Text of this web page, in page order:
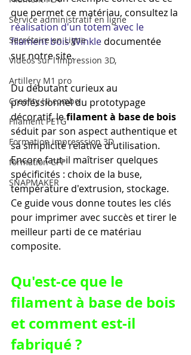
Service administratif en ligne
Secrétaire en Ligne
Vidéos sur l'impression 3D,
Artillery M1 pro
Creality HI combo
Filament PETG
Formation impresssion 3D
formation CPF
SNAPMAKER
que permet ce matériau, consultez la
réalisation d'un totem avec le
filament bois Winkle documentée
sur notre site.
Du débutant curieux au
professionnel du prototypage
décoratif, le filament à base de bois
séduit par son aspect authentique et
sa simplicité relative d'utilisation.
Encore faut-il maîtriser quelques
spécificités : choix de la buse,
température d'extrusion, stockage.
Ce guide vous donne toutes les clés
pour imprimer avec succès et tirer le
meilleur parti de ce matériau
composite.
Qu'est-ce que le
filament à base de bois
et comment est-il
fabriqué ?